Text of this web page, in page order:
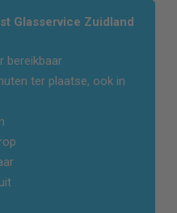
Glasservice Zuidland
bereikbaar
ter plaatse, ook in